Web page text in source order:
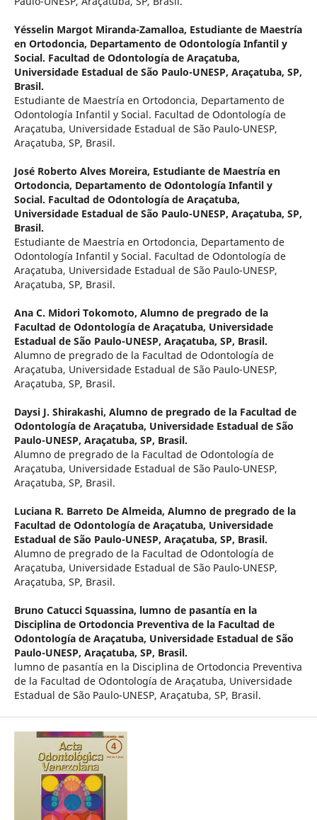
Yésselin Margot Miranda-Zamalloa, Estudiante de Maestría
en Ortodoncia, Departamento de Odontología Infantil y
Social. Facultad de Odontología de Araçatuba,
Universidade Estadual de São Paulo-UNESP, Araçatuba, SP,
Brasil.
Estudiante de Maestría en Ortodoncia, Departamento de
Odontología Infantil y Social. Facultad de Odontología de
Araçatuba, Universidade Estadual de São Paulo-UNESP,
Araçatuba, SP, Brasil.
José Roberto Alves Moreira, Estudiante de Maestría en
Ortodoncia, Departamento de Odontología Infantil y
Social. Facultad de Odontología de Araçatuba,
Universidade Estadual de São Paulo-UNESP, Araçatuba, SP,
Brasil.
Estudiante de Maestría en Ortodoncia, Departamento de
Odontología Infantil y Social. Facultad de Odontología de
Araçatuba, Universidade Estadual de São Paulo-UNESP,
Araçatuba, SP, Brasil.
Ana C. Midori Tokomoto, Alumno de pregrado de la
Facultad de Odontología de Araçatuba, Universidade
Estadual de São Paulo-UNESP, Araçatuba, SP, Brasil.
Alumno de pregrado de la Facultad de Odontología de
Araçatuba, Universidade Estadual de São Paulo-UNESP,
Araçatuba, SP, Brasil.
Daysi J. Shirakashi, Alumno de pregrado de la Facultad de
Odontología de Araçatuba, Universidade Estadual de São
Paulo-UNESP, Araçatuba, SP, Brasil.
Alumno de pregrado de la Facultad de Odontología de
Araçatuba, Universidade Estadual de São Paulo-UNESP,
Araçatuba, SP, Brasil.
Luciana R. Barreto De Almeida, Alumno de pregrado de la
Facultad de Odontología de Araçatuba, Universidade
Estadual de São Paulo-UNESP, Araçatuba, SP, Brasil.
Alumno de pregrado de la Facultad de Odontología de
Araçatuba, Universidade Estadual de São Paulo-UNESP,
Araçatuba, SP, Brasil.
Bruno Catucci Squassina, lumno de pasantía en la
Disciplina de Ortodoncia Preventiva de la Facultad de
Odontología de Araçatuba, Universidade Estadual de São
Paulo-UNESP, Araçatuba, SP, Brasil.
lumno de pasantía en la Disciplina de Ortodoncia Preventiva
de la Facultad de Odontología de Araçatuba, Universidade
Estadual de São Paulo-UNESP, Araçatuba, SP, Brasil.